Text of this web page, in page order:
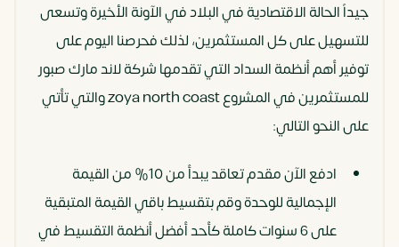
جيداً الحالة الاقتصادية في البلاد في الآونة الأخيرة وتسعى
للتسهيل على كل المستثمرين، لذلك فحرصنا اليوم على
توفير أهم أنظمة السداد التي تقدمها شركة لاند مارك صبور
للمستثمرين في المشروع zoya north coast والتي تأتي
على النحو التالي:
ادفع الآن مقدم تعاقد يبدأ من 10% من القيمة
الإجمالية للوحدة وقم بتقسيط باقي القيمة المتبقية
على 6 سنوات كاملة كأحد أفضل أنظمة التقسيط في